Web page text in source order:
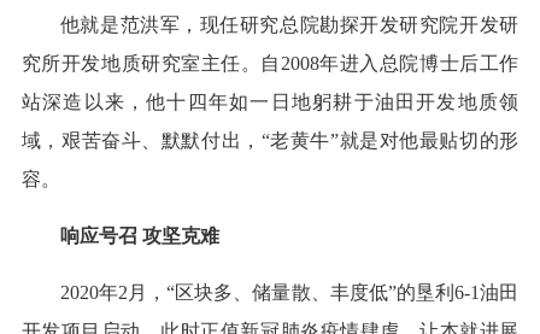
他就是范洪军，现任研究总院勘探开发研究院开发研
究所开发地质研究室主任。自2008年进入总院博士后工作
站深造以来，他十四年如一日地躬耕于油田开发地质领
域，艰苦奋斗、默默付出，“老黄牛”就是对他最贴切的形
容。
响应号召 攻坚克难
2020年2月，“区块多、储量散、丰度低”的垦利6-1油田